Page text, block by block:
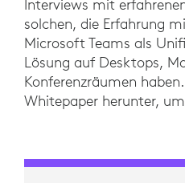
Interviews mit
solchen, die Erfahrung
Microsoft Teams als
Lösung auf Desktops,
Konferenzräumen
Whitepaper herunter,